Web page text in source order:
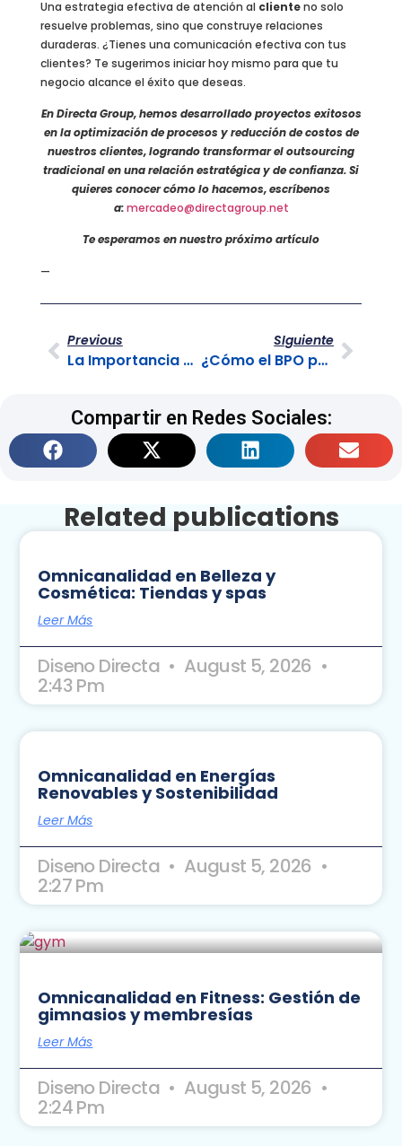
Una estrategia efectiva de atención al clienteno solo
resuelve problemas, sino que construye relaciones
duraderas. ¿Tienes una comunicación efectiva con tus
clientes? Te sugerimos iniciar hoy mismo para que tu
negocio alcance el éxito que deseas.
En Directa Group, hemos desarrollado proyectos exitosos
en la optimización de procesos y reducción de costos de
nuestros clientes, logrando transformar el outsourcing
tradicional en una relación estratégica y de confianza. Si
quieres conocer cómo lo hacemos, escríbenos
a: mercadeo@directagroup.net
Te esperamos en nuestro próximo artículo
—
Previous
La Importancia del servicio al cliente en la era digital
SIguiente
¿Cómo el BPO puede ayudar a las empresas a reducir costos?
Compartir en Redes Sociales:
Related publications
Omnicanalidad en Belleza y
Cosmética: Tiendas y spas
Leer Más
Diseno Directa August 5, 2026
2:43 Pm
Omnicanalidad en Energías
Renovables y Sostenibilidad
Leer Más
Diseno Directa August 5, 2026
2:27 Pm
Omnicanalidad en Fitness: Gestión de
gimnasios y membresías
Leer Más
Diseno Directa August 5, 2026
2:24 Pm